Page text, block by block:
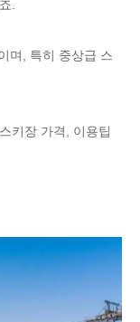
.
며, 특히 중상급 스
키장 가격, 이용팁